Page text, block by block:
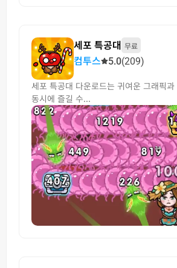
세포 특공대 무료
컴투스 5.0(209)
세포 특공대 다운로드는 귀여운 그래픽
동시에 즐길 수...